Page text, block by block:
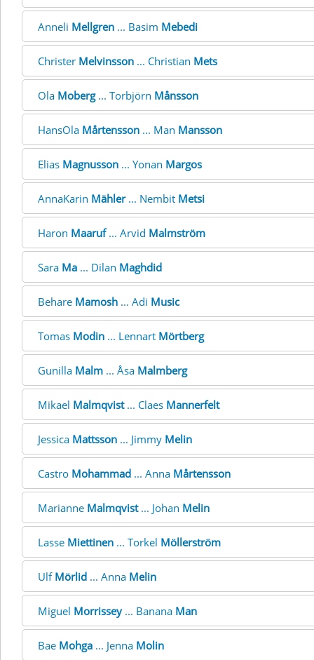
Anneli Mellgren ... Basim Mebedi
Christer Melvinsson ... Christian Mets
Ola Moberg... Torbjörn Månsson
HansOla Mårtensson ... Man Mansson
Elias Magnusson ... Yonan Margos
AnnaKarin Mähler... Nembit Metsi
Haron Maaruf... Arvid Malmström
Sara Ma ... Dilan Maghdid
Behare Mamosh ... Adi Music
Tomas Modin ... Lennart Mörtberg
Gunilla Malm ... Åsa Malmberg
Mikael Malmqvist... Claes Mannerfelt
Jessica Mattsson ... Jimmy Melin
Castro Mohammad ... Anna Mårtensson
Marianne Malmqvist... Johan Melin
Lasse Miettinen ... Torkel Möllerström
Ulf Mörlid ... Anna Melin
Miguel Morrissey... Banana Man
Bae Mohga ... Jenna Molin